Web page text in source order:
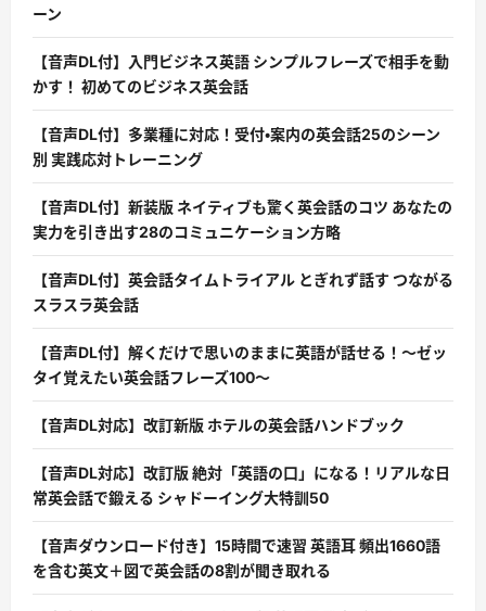
ーン
【音声DL付】入門ビジネス英語 シンプルフレーズで相手を動
かす！ 初めてのビジネス英会話
【音声DL付】多業種に対応！受付・案内の英会話25のシーン
別 実践応対トレーニング
【音声DL付】新装版 ネイティブも驚く英会話のコツ あなたの
実力を引き出す28のコミュニケーション方略
【音声DL付】英会話タイムトライアル とぎれず話す つながる
スラスラ英会話
【音声DL付】解くだけで思いのままに英語が話せる！〜ゼッ
タイ覚えたい英会話フレーズ100〜
【音声DL対応】改訂新版 ホテルの英会話ハンドブック
【音声DL対応】改訂版 絶対「英語の口」になる！リアルな日
常英会話で鍛える シャドーイング大特訓50
【音声ダウンロード付き】15時間で速習 英語耳 頻出1660語
を含む英文＋図で英会話の8割が聞き取れる